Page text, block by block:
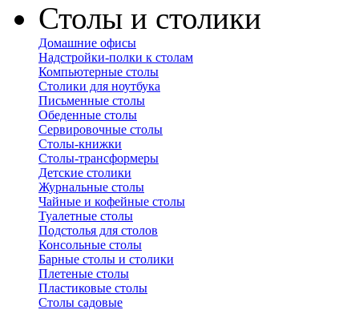
Столы и столики
Домашние офисы
Надстройки-полки к столам
Компьютерные столы
Столики для ноутбука
Письменные столы
Обеденные столы
Сервировочные столы
Столы-книжки
Столы-трансформеры
Детские столики
Журнальные столы
Чайные и кофейные столы
Туалетные столы
Подстолья для столов
Консольные столы
Барные столы и столики
Плетеные столы
Пластиковые столы
Столы садовые